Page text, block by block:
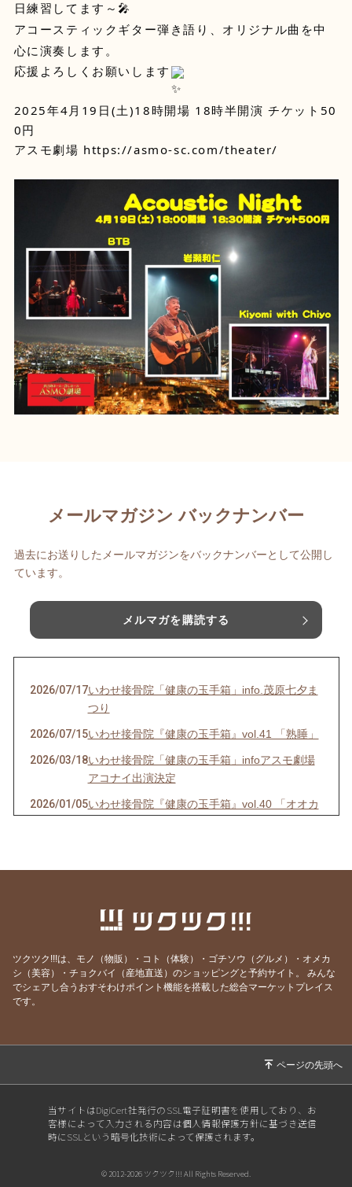
日練習してます～🎤
アコースティックギター弾き語り、オリジナル曲を中
心に演奏します。
応援よろしくお願いします
2025年4月19日(土)18時開場 18時半開演 チケット50
0円
アスモ劇場 https://asmo-sc.com/theater/
メールマガジン バックナンバー
過去にお送りしたメールマガジンをバックナンバーとして公開し
ています。
メルマガを購読する
2026/07/17いわせ接骨院「健康の玉手箱」info.茂原七夕ま
つり
2026/07/15いわせ接骨院『健康の玉手箱』vol.41 「熟睡」
2026/03/18いわせ接骨院「健康の玉手箱」infoアスモ劇場
アコナイ出演決定
2026/01/05いわせ接骨院『健康の玉手箱』vol.40 「オオカ
サービス開始しました
の開始、および電磁波対策について
2025/12/06 いわせ接骨院「健康の玉手箱」Christmas LIV
お知らせ
いわせ接骨院「健康の玉手箱」infoカード決済
開始につきまして
2025/05/06いわせ接骨院『健康の玉手箱』Vol.39「道具」
2025/04/08いわせ接骨院『健康の玉手箱』Vol.38「大谷翔
いわせ接骨院「健康の玉手箱」春のinfo
ツクツク!!!は、モノ（物販）・コト（体験）・ゴチソウ（グルメ）・オメカ
シ（美容）・チョクバイ（産地直送）のショッピングと予約サイト。
みんな
でシェアし合うおすそわけポイント機能を搭載した総合マーケットプレイス
です。
当サイトはDigiCert社発行のSSL電子証明書を使用しており、お
客様によって入力される内容は個人情報保護方針に基づき送信
時にSSLという暗号化技術によって保護されます。
© 2012-2026 ツクツク!!! All Rights Reserved.